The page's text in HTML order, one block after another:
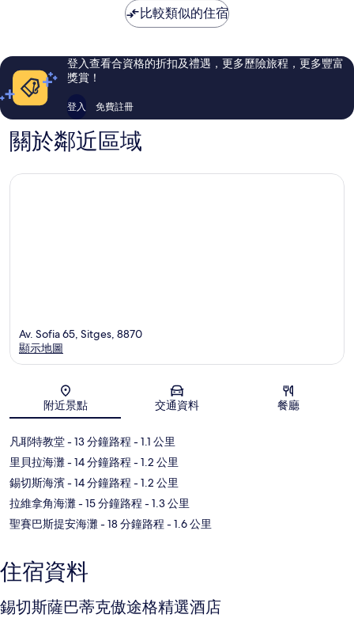
評
價
篇
評
評
價
比較類似的住宿
登入查看合資格的折扣及禮遇，更多歷險旅程，更多豐富
獎賞！
登入 免費註冊
關於鄰近區域
地圖
Av. Sofia 65, Sitges, 8870
顯示地圖
附近景點 交通資料 餐廳
凡耶特教堂- 13 分鐘路程 - 1.1 公里
里貝拉海灘- 14 分鐘路程 - 1.2 公里
錫切斯海濱- 14 分鐘路程 - 1.2 公里
拉維拿角海灘- 15 分鐘路程 - 1.3 公里
聖賽巴斯提安海灘- 18 分鐘路程 - 1.6 公里
住宿資料
錫切斯薩巴蒂克傲途格精選酒店